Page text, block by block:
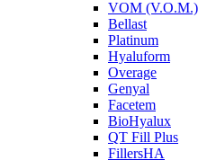
VOM (V.O.M.)
Bellast
Platinum
Hyaluform
Overage
Genyal
Facetem
BioHyalux
QT Fill Plus
FillersHA